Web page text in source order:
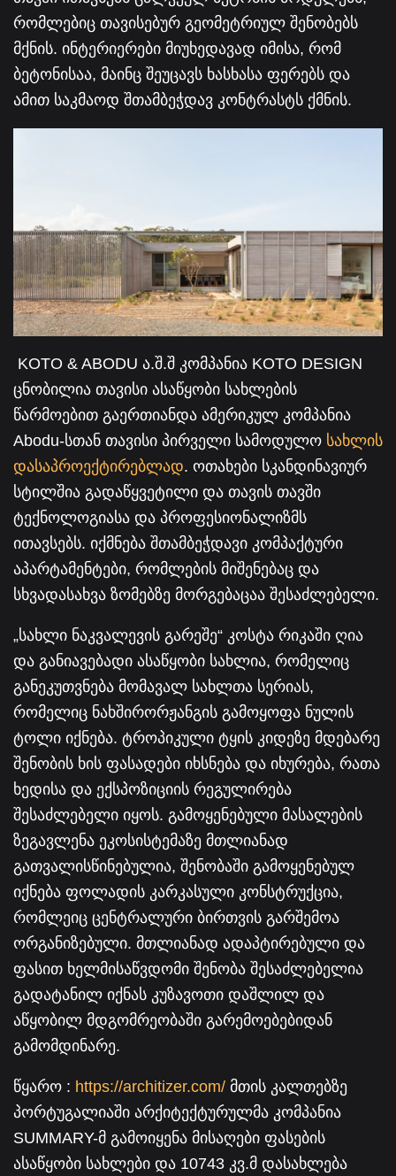
რომლებიც თავისებურ გეომეტრიულ შენობებს
მქნის. ინტერიერები მიუხედავად იმისა, რომ
ბეტონისაა, მაინც შეუცავს ხასხასა ფერებს და
ამით საკმაოდ შთამბეჭდავ კონტრასტს ქმნის.
KOTO & ABODU ა.შ.შ კომპანია KOTO DESIGN
ცნობილია თავისი ასაწყობი სახლების
წარმოებით გაერთიანდა ამერიკულ კომპანია
Abodu-სთან თავისი პირველი სამოდულო სახლის
დასაპროექტირებლად. ოთახები სკანდინავიურ
სტილშია გადაწყვეტილი და თავის თავში
ტექნოლოგიასა და პროფესიონალიზმს
ითავსებს. იქმნება შთამბეჭდავი კომპაქტური
აპარტამენტები, რომლების მიშენებაც და
სხვადასახვა ზომებზე მორგებაცაა შესაძლებელი.
„სახლი ნაკვალევის გარეშე“ კოსტა რიკაში ღია
და განიავებადი ასაწყობი სახლია, რომელიც
განეკუთვნება მომავალ სახლთა სერიას,
რომელიც ნახშირორჟანგის გამოყოფა ნულის
ტოლი იქნება. ტროპიკული ტყის კიდეზე მდებარე
შენობის ხის ფასადები იხსნება და იხურება, რათა
ხედისა და ექსპოზიციის რეგულირება
შესაძლებელი იყოს. გამოყენებული მასალების
ზეგავლენა ეკოსისტემაზე მთლიანად
გათვალისწინებულია, შენობაში გამოყენებულ
იქნება ფოლადის კარკასული კონსტრუქცია,
რომლეიც ცენტრალური ბირთვის გარშემოა
ორგანიზებული. მთლიანად ადაპტირებული და
ფასით ხელმისაწვდომი შენობა შესაძლებელია
გადატანილ იქნას კუზავოთი დაშლილ და
აწყობილ მდგომრეობაში გარემოებებიდან
გამომდინარე.
წყარო : https://architizer.com/ მთის კალთებზე
პორტუგალიაში არქიტექტურულმა კომპანია
SUMMARY-მ გამოიყენა მისაღები ფასების
ასაწყობი სახლები და 10743 კვ.მ დასახლება